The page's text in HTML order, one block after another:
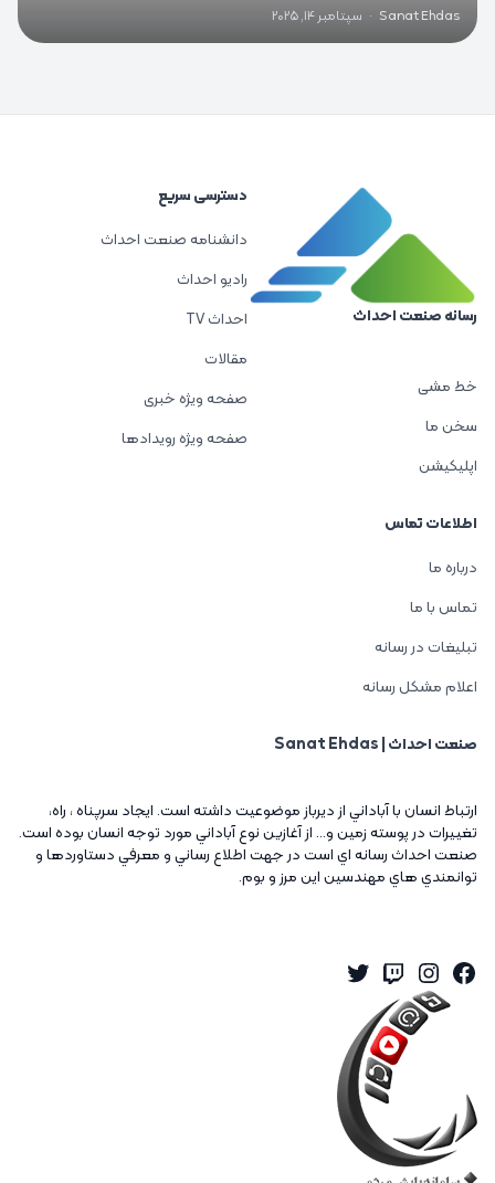
Sanat Ehdas
· سپتامبر 14, 2025
رسانه صنعت احداث
خط مشی
سخن ما
اپلیکیشن
دسترسی سریع
دانشنامه صنعت احداث
رادیو احداث
احداث TV
مقالات
صفحه ویژه خبری
صفحه ویژه رویدادها
اطلاعات تماس
درباره ما
تماس با ما
تبلیغات در رسانه
اعلام مشکل رسانه
صنعت احداث | Sanat Ehdas
ارتباط انسان با آباداني از ديرباز موضوعيت داشته است. ايجاد سرپناه ، راه،
تغييرات در پوسته زمين و... از آغازين نوع آباداني مورد توجه انسان بوده است.
صنعت احداث رسانه اي است در جهت اطلاع رساني و معرفي دستاوردها و
توانمندي هاي مهندسين اين مرز و بوم.
Facebook
Instagram
Twitch
Twitter